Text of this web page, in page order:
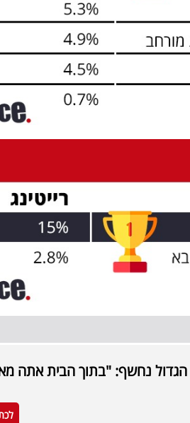
הגדול נחשף: "בתוך הבית אתה